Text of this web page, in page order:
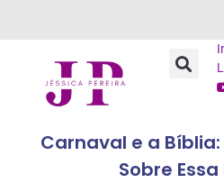
Carnaval e a Bíblia:
Sobre